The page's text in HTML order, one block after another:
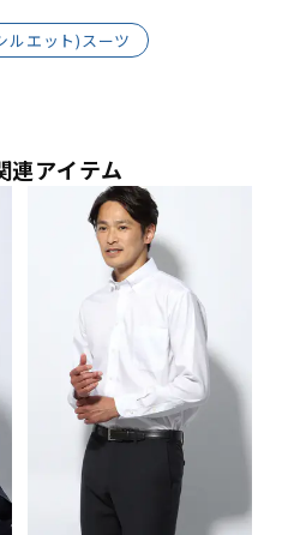
ルエット)スーツ
連アイテム